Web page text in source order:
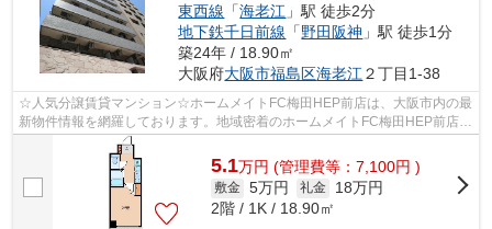
東西線 「海老江 」駅 徒歩2分
地下鉄千日前線 「野田阪神 」駅 徒歩1分
築24年 / 18.90㎡
大阪府大阪市福島区海老江 ２丁目1-38
☆人気分譲賃貸マンション☆ホームメイトFC梅田HEP前店は、大阪市内の最
新物件情報を網羅しております。地域密着のホームメイトFC梅田HEP前店だ
からできるお部屋探し品質であなたの理想...
5.1万円 (管理費等：7,100円 )
敷金 5万円 礼金
18万円
2階 / 1K / 18.90㎡